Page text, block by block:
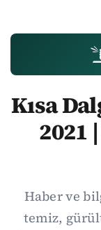
Kısa
2021
Haber ve
temiz,